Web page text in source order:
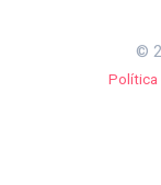
©
Política